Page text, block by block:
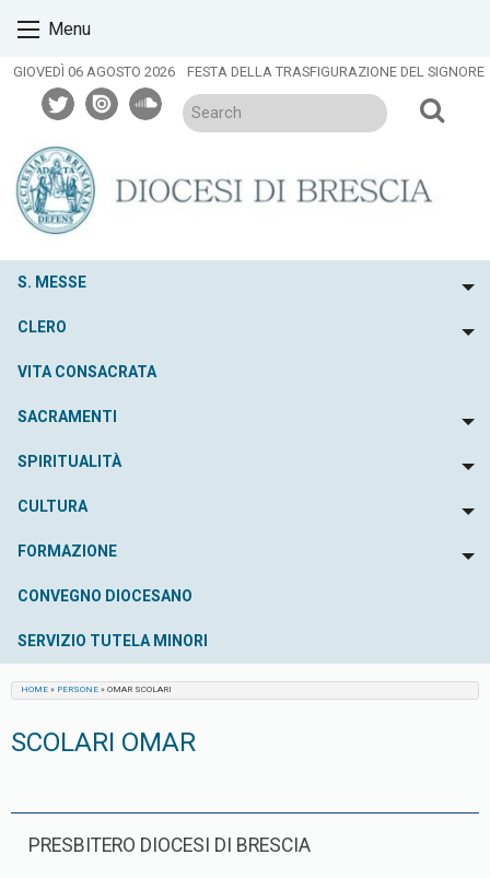
content
Menu
GIOVEDÌ 06 AGOSTO 2026 FESTA DELLA TRASFIGURAZIONE DEL SIGNORE
twitterissuusoundcloud
S. MESSE
CLERO
VITA CONSACRATA
SACRAMENTI
SPIRITUALITÀ
CULTURA
FORMAZIONE
CONVEGNO DIOCESANO
SERVIZIO TUTELA MINORI
HOME » PERSONE » OMAR SCOLARI
SCOLARI OMAR
PRESBITERO DIOCESI DI BRESCIA